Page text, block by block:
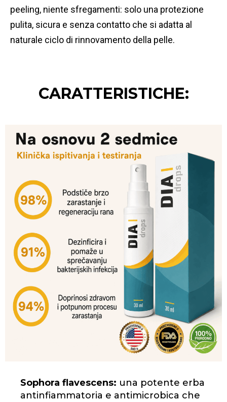
peeling, niente sfregamenti: solo una protezione
pulita, sicura e senza contatto che si adatta al
naturale ciclo di rinnovamento della pelle.
CARATTERISTICHE:
Sophora flavescens: una potente erba
antinfiammatoria e antimicrobica che